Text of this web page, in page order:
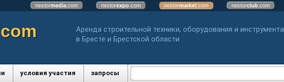
nestormedia .com nestorexpo .com nestormarket .com nestorclub .com
Аренда строительной техники, оборудования и инструмента
в Бресте и Брестской области
условия участия запросы